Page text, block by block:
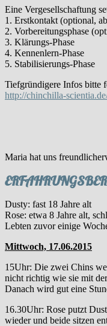
Eine Vergesellschaftung
1. Erstkontakt (optional,
2. Vorbereitungsphase
3. Klärungs-Phase
4. Kennenlern-Phase
5. Stabilisierungs-Phase
Tiefgründigere Infos bitte
http://chinchilla-
Maria hat uns
Dusty: fast 18 Jahre alt
Rose: etwa 8 Jahre alt,
Lebten zuvor einige
Mittwoch, 17.06.2015
15Uhr: Die zwei Chins
nicht richtig wie sie mit
Danach wird gut eine
16.30Uhr: Rose putzt
wieder und beide sitzen